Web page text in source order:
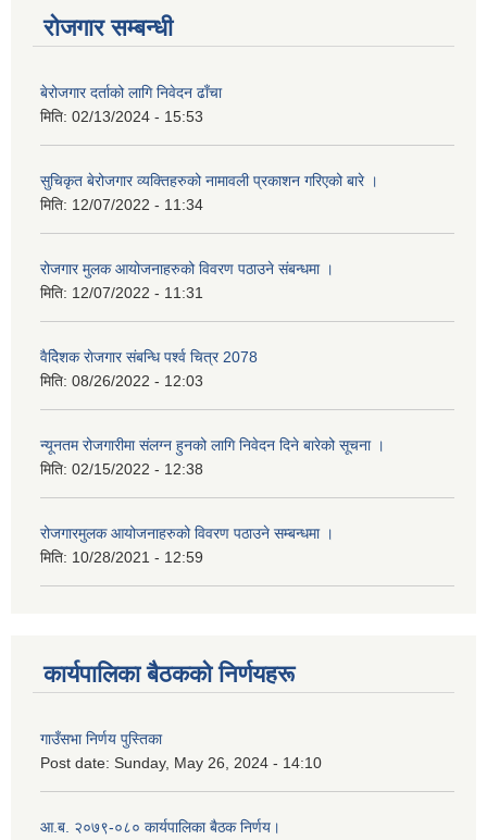
रोजगार सम्बन्धी
बेरोजगार दर्ताको लागि निवेदन ढाँचा
मिति: 02/13/2024 - 15:53
सुचिकृत बेरोजगार व्यक्तिहरुको नामावली प्रकाशन गरिएको बारे ।
मिति: 12/07/2022 - 11:34
रोजगार मुलक आयोजनाहरुको विवरण पठाउने संबन्धमा ।
मिति: 12/07/2022 - 11:31
वैदेिशक राेजगार संबन्धि पर्श्व चित्र 2078
मिति: 08/26/2022 - 12:03
न्यूनतम रोजगारीमा संलग्न हुनको लागि निवेदन दिने बारेको सूचना ।
मिति: 02/15/2022 - 12:38
रोजगारमुलक आयोजनाहरुको विवरण पठाउने सम्बन्धमा ।
मिति: 10/28/2021 - 12:59
कार्यपालिका बैठकको निर्णयहरू
गाउँसभा निर्णय पुस्तिका
Post date: Sunday, May 26, 2024 - 14:10
आ.ब. २०७९-०८० कार्यपालिका बैठक निर्णय।